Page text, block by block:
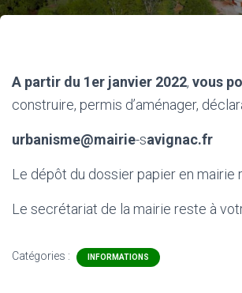
A partir du 1er janvier 2022, vous
construire, permis d’aménager,
urbanisme@mairie-savignac.fr
Le dépôt du dossier papier en
Le secrétariat de la mairie reste à
Catégories : INFORMATIONS